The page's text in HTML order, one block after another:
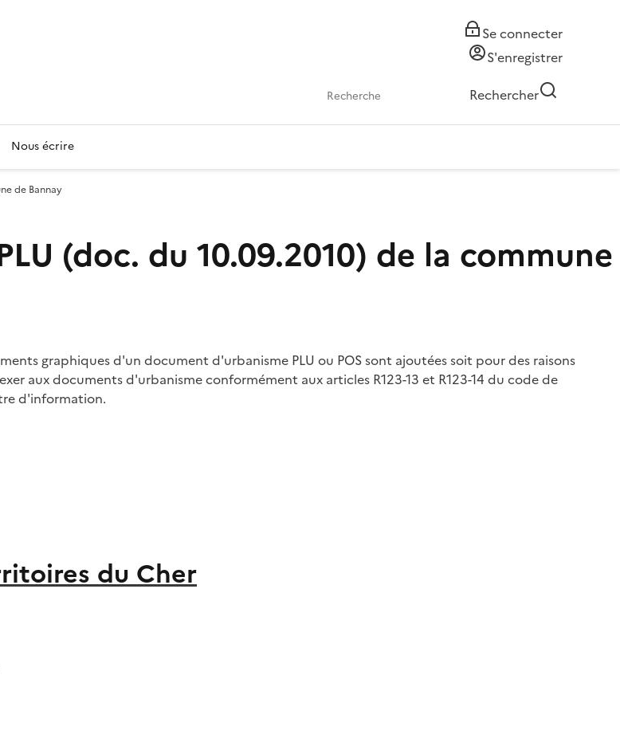
Se connecter
S'enregistrer
Rechercher
Nous écrire
de Bannay
(doc. du 10.09.2010) de la commune
graphiques d'un document d'urbanisme PLU ou POS sont ajoutées soit pour des raisons
aux documents d'urbanisme conformément aux articles R123-13 et R123-14 du code de
d'information.
du Cher